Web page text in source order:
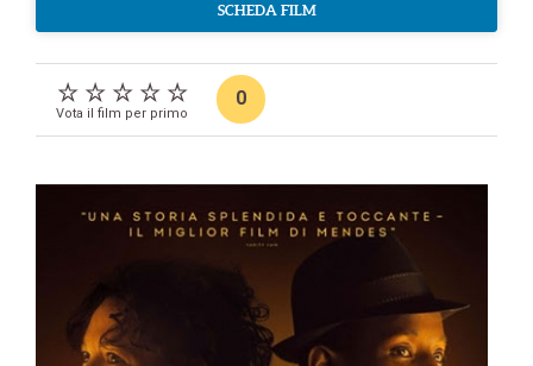
SCHEDA FILM
Vota il film per primo
0